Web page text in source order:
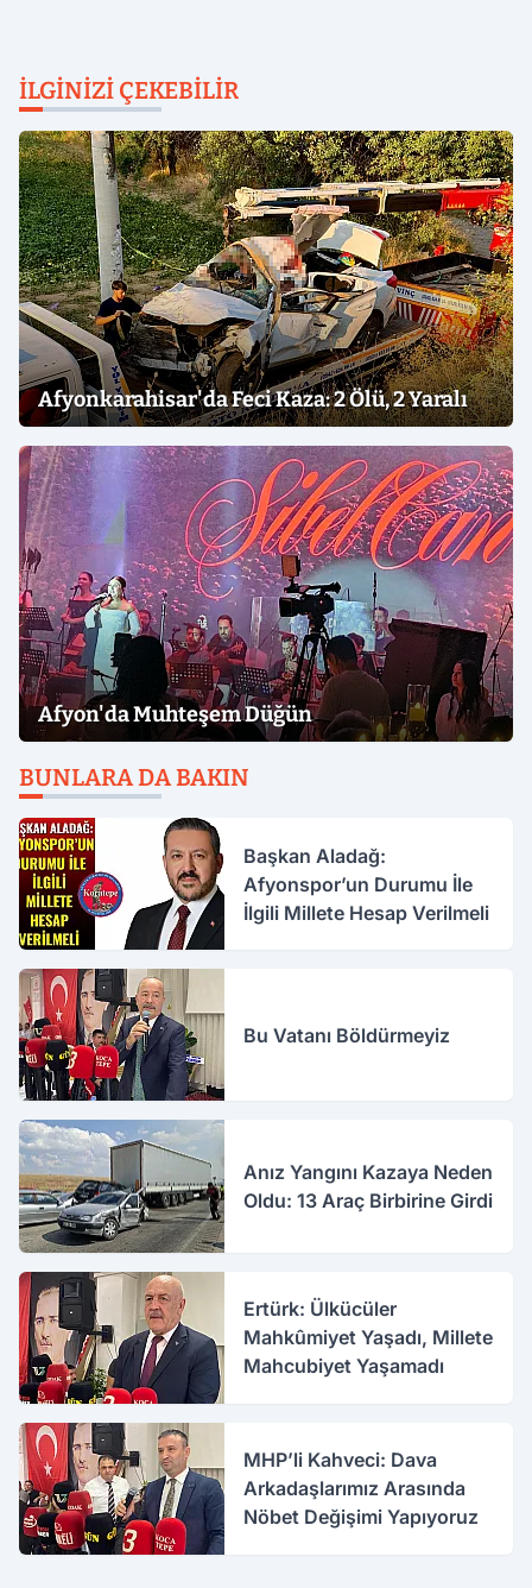
İLGINIZI ÇEKEBILIR
Afyonkarahisar'da Feci Kaza: 2 Ölü, 2 Yaralı
Afyon'da Muhteşem Düğün
BUNLARA DA BAKIN
Başkan Aladağ:
Afyonspor’un Durumu İle
İlgili Millete Hesap Verilmeli
Bu Vatanı Böldürmeyiz
Anız Yangını Kazaya Neden
Oldu: 13 Araç Birbirine Girdi
Ertürk: Ülkücüler
Mahkûmiyet Yaşadı, Millete
Mahcubiyet Yaşamadı
MHP’li Kahveci: Dava
Arkadaşlarımız Arasında
Nöbet Değişimi Yapıyoruz